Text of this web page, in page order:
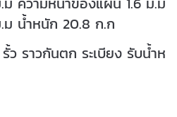
ม น้ำหนัก 20.8 ก.ก
ว ราวกันตก ระเบียง รับน้ำห